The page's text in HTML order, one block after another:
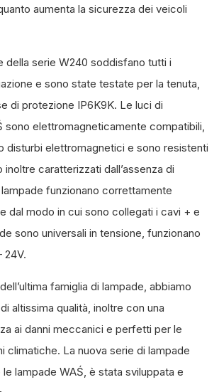
aumenta la sicurezza dei veicoli
della serie W240 soddisfano tutti i
e sono state testate per la tenuta,
di protezione IP6K9K. Le luci di
sono elettromagneticamente compatibili,
disturbi elettromagnetici e sono resistenti
inoltre caratterizzati dall’assenza di
funzionano correttamente
dal modo in cui sono collegati i cavi + e
sono universali in tensione, funzionano
24V.
famiglia di lampade, abbiamo
altissima qualità, inoltre con una
ai danni meccanici e perfetti per le
climatiche. La nuova serie di lampade
lampade WAŚ, è stata sviluppata e